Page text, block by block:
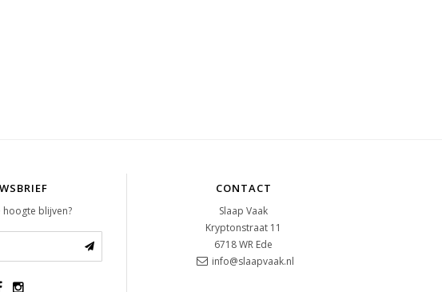
blijven?
CONTACT
Slaap Vaak
Kryptonstraat 11
6718 WR Ede
info@slaapvaak.nl